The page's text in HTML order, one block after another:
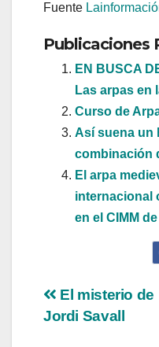
Fuente
Publicaciones
EN BUSCA
Las arpas en
Curso de
Así suena un
combinación
El arpa
internacional
en el CIMM
El misterio de
Jordi Savall